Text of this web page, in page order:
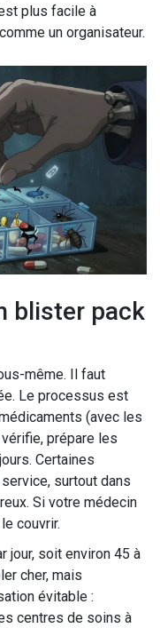
plus facile à
un organisateur.
blister pack
même. Il faut
Le processus est
(avec les
prépare les
Certaines
surtout dans
Si votre médecin
couvrir.
jour, soit environ 45 à
cher, mais
évitable :
centres de soins à